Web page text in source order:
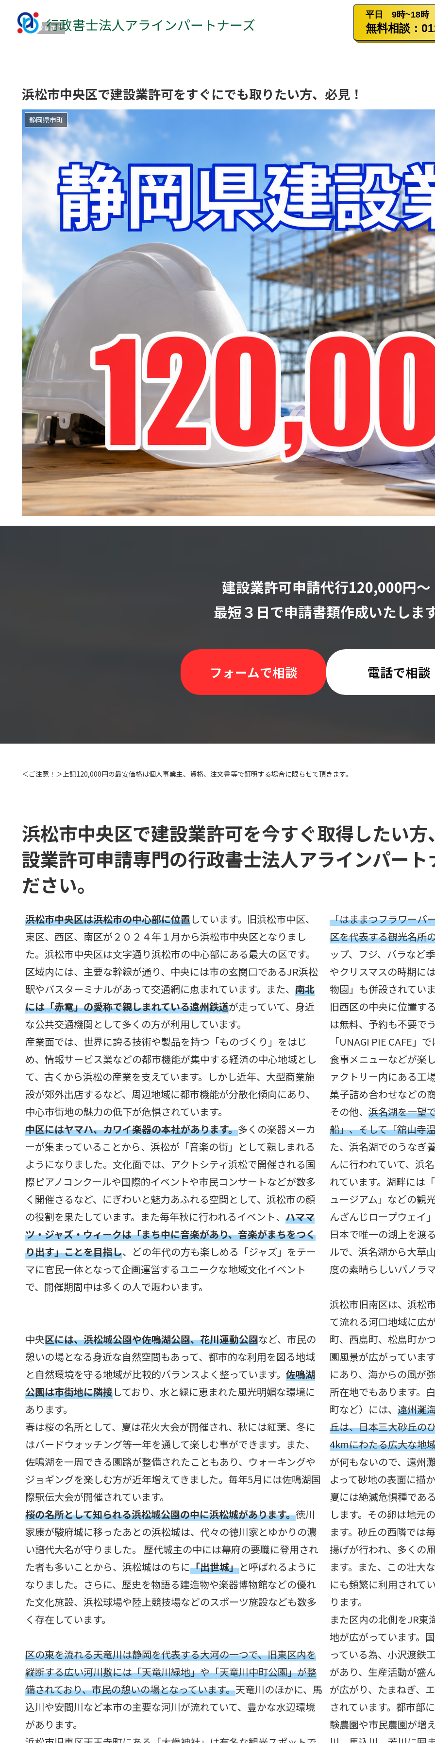
静岡県市町
浜松市中央区で建設業許可をすぐにでも取りたい方、必見！
静岡県市町
建設業許可申請代行120,000円〜
最短３日で申請書類作成いたしま
フォームで相談 電話で相談
＜ご注意！＞上記120,000円の最安価格は個人事業主、資格、注文書等で証明する場合に限らせて頂きます。
行政書士法人アラインパートナーズ
平日 9時~18時
無料相談：
浜松市中央区で建設業許可を今すぐ取得したい
設業許可申請専門の行政書士法人アラインパー
ださい。
浜松市中央区は浜松市の中心部に位置しています。旧浜松市中区、
東区、西区、南区が２０２４年１月から浜松市中央区となりまし
た。浜松市中央区は文字通り浜松市の中心部にある最大の区です。
区域内には、主要な幹線が通り、中央には市の玄関口であるJR浜松
駅やバスターミナルがあって交通網に恵まれています。また、南北
には「赤電」の愛称で親しまれている遠州鉄道が走っていて、身近
な公共交通機関として多くの方が利用しています。
産業面では、世界に誇る技術や製品を持つ「ものづくり」をはじ
め、情報サービス業などの都市機能が集中する経済の中心地域とし
て、古くから浜松の産業を支えています。しかし近年、大型商業施
設が郊外出店するなど、周辺地域に都市機能が分散化傾向にあり、
中心市街地の魅力の低下が危惧されています。
中区にはヤマハ、カワイ楽器の本社があります。多くの楽器メーカ
ーが集まっていることから、浜松が「音楽の街」として親しまれる
ようになりました。文化面では、アクトシティ浜松で開催される国
際ピアノコンクールや国際的イベントや市民コンサートなどが数多
く開催さるなど、にぎわいと魅力あふれる空間として、浜松市の顔
の役割を果たしています。また毎年秋に行われるイベント、ハママ
ツ・ジャズ・ウィークは「まち中に音楽があり、音楽がまちをつく
り出す」ことを目指し、どの年代の方も楽しめる「ジャズ」をテー
マに官民一体となって企画運営するユニークな地域文化イベント
で、開催期間中は多くの人で賑わいます。
中央区には、浜松城公園や佐鳴湖公園、花川運動公園など、市民の
憩いの場となる身近な自然空間もあって、都市的な利用を図る地域
と自然環境を守る地域が比較的バランスよく整っています。佐鳴湖
公園は市街地に隣接しており、水と緑に恵まれた風光明媚な環境に
あります。
春は桜の名所として、夏は花火大会が開催され、秋には紅葉、冬に
はバードウォッチング等一年を通して楽しむ事ができます。また、
佐鳴湖を一周できる園路が整備されたこともあり、ウォーキングや
ジョギングを楽しむ方が近年増えてきました。毎年5月には佐鳴湖国
際駅伝大会が開催されています。
桜の名所として知られる浜松城公園の中に浜松城があります。徳川
家康が駿府城に移ったあとの浜松城は、代々の徳川家とゆかりの濃
い譜代大名が守りました。 歴代城主の中には幕府の要職に登用され
た者も多いことから、浜松城はのちに「出世城」と呼ばれるように
なりました。さらに、歴史を物語る建造物や楽器博物館などの優れ
た文化施設、浜松球場や陸上競技場などのスポーツ施設なども数多
く存在しています。
区の東を流れる天竜川は静岡を代表する大河の一つで、旧東区内を
縦断する広い河川敷には「天竜川緑地」や「天竜川中町公園」が整
備されており、市民の憩いの場となっています。天竜川のほかに、馬
込川や安間川など本市の主要な河川が流れていて、豊かな水辺環境
があります。
「はままつフラワーパ
区を代表する観光名所
ップ、フジ、バラなど
やクリスマスの時期に
物園」も併設されてい
旧西区の中央に位置す
は無料、予約も不要で
「UNAGI PIE CAFE」
食事メニューなどが楽
ァクトリー内にある工
菓子詰め合わせなどの
その他、浜名湖を一望
船」、そして「舘山寺
た、浜名湖でのうなぎ
んに行われていて、浜
れています。湖畔には
ュージアム」などの観
んざんじロープウェイ
日本で唯一の湖上を渡
ルで、浜名湖から大草
度の素晴らしいパノラ
浜松市旧南区は、浜松
て流れる河口地域に広
町、西島町、松島町か
園風景が広がっていま
にあり、海からの風が
所在地でもあります。
町など）には、遠州灘
丘は、日本三大砂丘の
4kmにわたる広大な地
が何もないので、遠州
よって砂地の表面に描
夏には絶滅危惧種であ
します。その卵は地元
ます。砂丘の西隣では
揚げが行われ、多くの
ます。また、この壮大
にも頻繁に利用されて
ります。
また区内の北側をJR東
地が広がっています。
っている為、小沢渡鉄
があり、生産活動が盛
が広がり、たまねぎ、
されています。都市部
験農園や市民農園が増